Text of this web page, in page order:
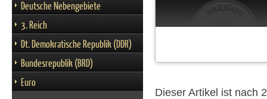
Deutsche Nebengebiete
3. Reich
Dt. Demokratische Republik (DDR)
Bundesrepublik (BRD)
Euro
Dieser Artikel ist nach